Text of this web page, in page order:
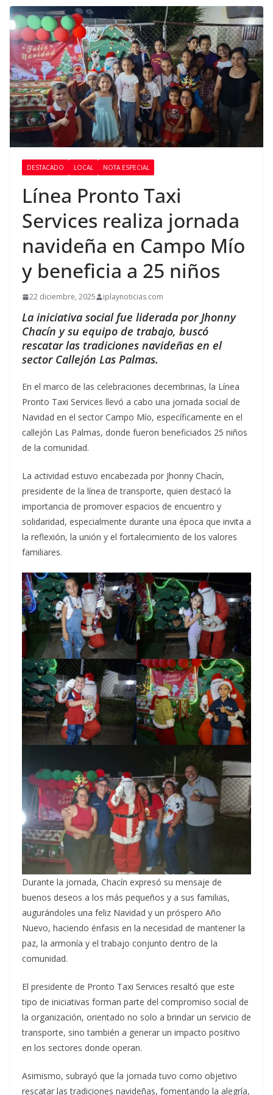
DESTACADO LOCAL NOTA ESPECIAL
Línea Pronto Taxi
Services realiza jornada
navideña en Campo Mío
y beneficia a 25 niños
22 diciembre, 2025 iplaynoticias.com
La iniciativa social fue liderada por Jhonny
Chacín y su equipo de trabajo, buscó
rescatar las tradiciones navideñas en el
sector Callejón Las Palmas.
En el marco de las celebraciones decembrinas, la Línea
Pronto Taxi Services llevó a cabo una jornada social de
Navidad en el sector Campo Mío, específicamente en el
callejón Las Palmas, donde fueron beneficiados 25 niños
de la comunidad.
La actividad estuvo encabezada por Jhonny Chacín,
presidente de la línea de transporte, quien destacó la
importancia de promover espacios de encuentro y
solidaridad, especialmente durante una época que invita a
la reflexión, la unión y el fortalecimiento de los valores
familiares.
Durante la jornada, Chacín expresó su mensaje de
buenos deseos a los más pequeños y a sus familias,
augurándoles una feliz Navidad y un próspero Año
Nuevo, haciendo énfasis en la necesidad de mantener la
paz, la armonía y el trabajo conjunto dentro de la
comunidad.
El presidente de Pronto Taxi Services resaltó que este
tipo de iniciativas forman parte del compromiso social de
la organización, orientado no solo a brindar un servicio de
transporte, sino también a generar un impacto positivo
en los sectores donde operan.
Asimismo, subrayó que la jornada tuvo como objetivo
rescatar las tradiciones navideñas, fomentando la alegría,